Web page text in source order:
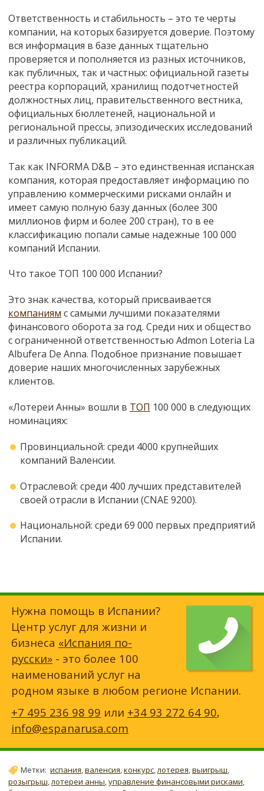
Ответственность и стабильность – это те черты
компании, на которых базируется доверие. Поэтому
вся информация в базе данных тщательно
проверяется и пополняется из разных источников,
как публичных, так и частных: официальной газеты
реестра корпораций, хранилищ подотчетностей
должностных лиц, правительственного вестника,
официальных бюллетеней, национальной и
региональной прессы, эпизодических исследований
и различных публикаций.
Так как INFORMA D&B – это единственная испанская
компания, которая предоставляет информацию по
управлению коммерческими рисками онлайн и
имеет самую полную базу данных (более 300
миллионов фирм и более 200 стран), то в ее
классификацию попали самые надежные 100 000
компаний Испании.
Что такое ТОП 100 000 Испании?
Это знак качества, который присваивается
компаниям с самыми лучшими показателями
финансового оборота за год. Среди них и общество
с ограниченной ответственностью Admon Loteria La
Albufera De Anna. Подобное признание повышает
доверие наших многочисленных зарубежных
клиентов.
«Лотереи Анны» вошли в ТОП 100 000 в следующих
номинациях:
Провинциальной: среди 4000 крупнейших
компаний Валенсии.
Отраслевой: среди 400 лучших представителей
своей отрасли в Испании (CNAE 9200).
Национальной: среди 69 000 первых предприятий
Испании.
Нужна помощь в Испании?
Центр услуг для жизни и
бизнеса «Испания по-
русски» - это более 100
наименований услуг на
родном языке в любом регионе Испании.
+7 495 236 98 99 или +34 93 272 64 90,
info@espanarusa.com
Метки: испания,валенсия,конкурс,лотерея,выигрыш,
розыгрыш,лотереи анны,управление финансовыми рисками,